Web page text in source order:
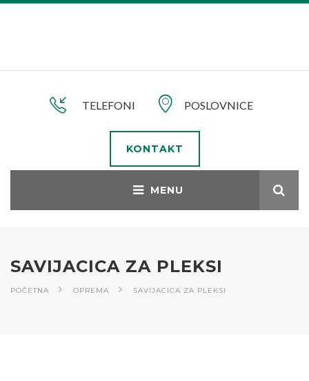
TELEFONI POSLOVNICE
KONTAKT
SAVIJACICA ZA PLEKSI
POČETNA OPREMA SAVIJACICA ZA PLEKSI